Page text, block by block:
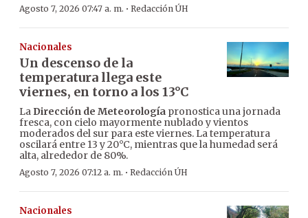
Agosto 7, 2026 07:47 a. m. · Redacción ÚH
Nacionales
Un descenso de la
temperatura llega este
viernes, en torno a los 13°C
La Dirección de Meteorología pronostica una jornada
fresca, con cielo mayormente nublado y vientos
moderados del sur para este viernes. La temperatura
oscilará entre 13 y 20°C, mientras que la humedad será
alta, alrededor de 80%.
Agosto 7, 2026 07:12 a. m. · Redacción ÚH
Nacionales